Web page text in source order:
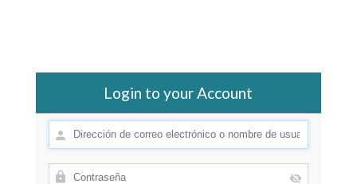
Login to your Account